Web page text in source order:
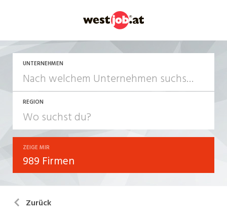
UNTERNEHMEN
REGION
ZEIGE MIR
989 Firmen
Zurück